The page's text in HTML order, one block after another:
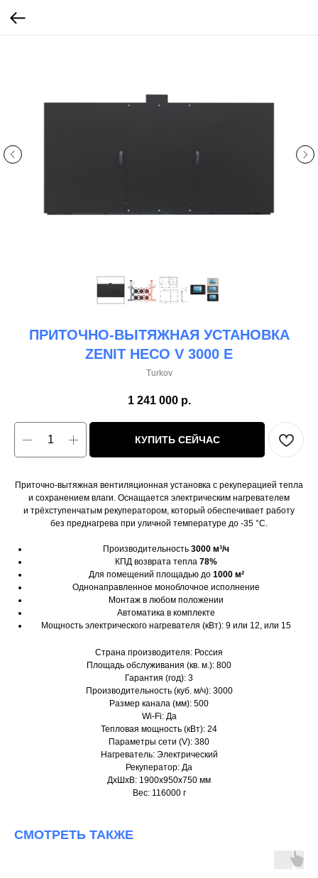
ПРИТОЧНО-ВЫТЯЖНАЯ УСТАНОВКА
ZENIT HECO V 3000 E
Turkov
1 241 000 р.
КУПИТЬ СЕЙЧАС
Приточно-вытяжная вентиляционная установка с рекуперацией тепла
и сохранением влаги. Оснащается электрическим нагревателем
и трёхступенчатым рекуператором, который обеспечивает работу
без преднагрева при уличной температуре до -35 °C.
Производительность 3000 м³/ч
КПД возврата тепла 78%
Для помещений площадью до 1000 м²
Однонаправленное моноблочное исполнение
Монтаж в любом положении
Автоматика в комплекте
Мощность электрического нагревателя (кВт): 9 или 12, или 15
Страна производителя: Россия
Площадь обслуживания (кв. м.): 800
Гарантия (год): 3
Производительность (куб. м/ч): 3000
Размер канала (мм): 500
Wi-Fi: Да
Тепловая мощность (кВт): 24
Параметры сети (V): 380
Нагреватель: Электрический
Рекуператор: Да
ДxШxВ: 1900x950x750 мм
Вес: 116000 г
СМОТРЕТЬ ТАКЖЕ